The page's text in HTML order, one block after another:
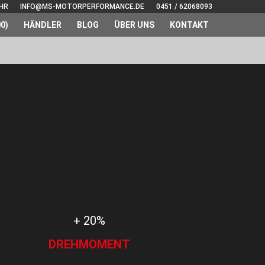
INFO@MS-MOTORPERFORMANCE.DE 0451 / 62068093
HÄNDLER BLOG ÜBER UNS KONTAKT
+ 20%
DREHMOMENT